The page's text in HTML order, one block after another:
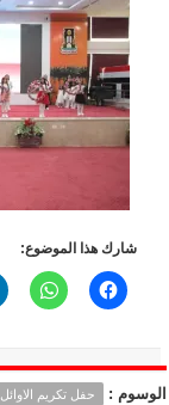
شارك هذا الموضوع:
الوسوم : حفل تكريم الاوائل